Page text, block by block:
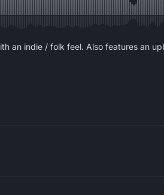
an indie / folk feel. Also features an